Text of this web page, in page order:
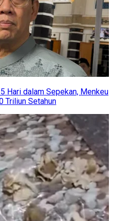
Hari dalam Sepekan, Menkeu
Triliun Setahun